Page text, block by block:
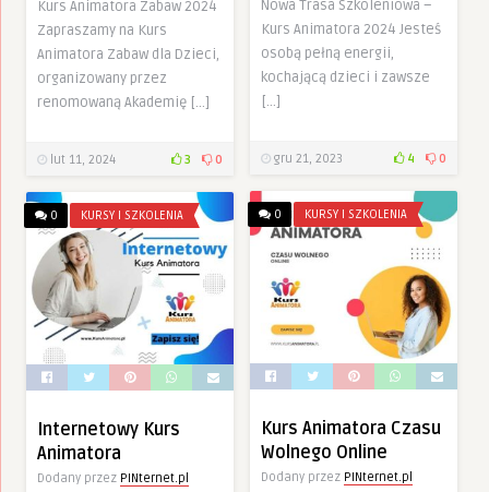
Kurs Animatora Zabaw 2024
Zapraszamy na Kurs
Animatora Zabaw dla Dzieci,
organizowany przez
renomowaną Akademię […]
lut 11, 2024 3 0
Nowa Trasa Szkoleniowa –
Kurs Animatora 2024 Jesteś
osobą pełną energii,
kochającą dzieci i zawsze
[…]
gru 21, 2023 4 0
0 KURSY I SZKOLENIA
Kurs Animatora Czasu
Wolnego Online
Dodany przez PINternet.pl
0 KURSY I SZKOLENIA
Internetowy Kurs
Animatora
Dodany przez PINternet.pl